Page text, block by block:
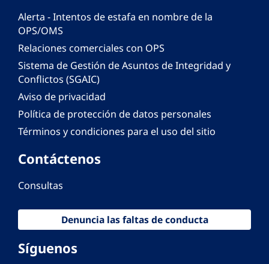
Alerta - Intentos de estafa en nombre de la
OPS/OMS
Relaciones comerciales con OPS
Sistema de Gestión de Asuntos de Integridad y
Conflictos (SGAIC)
Aviso de privacidad
Política de protección de datos personales
Términos y condiciones para el uso del sitio
Contáctenos
Consultas
Denuncia las faltas de conducta
Síguenos